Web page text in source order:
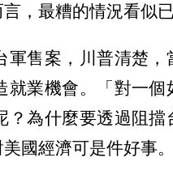
，最糟的情況看似已
售案，川普清楚，
業機會。「對一個
？為什麼要透過阻擋
國經濟可是件好事。